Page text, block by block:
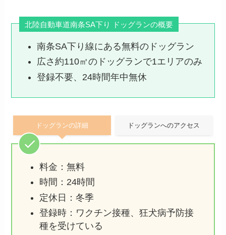
北陸自動車道南条SA下り ドッグランの概要
南条SA下り線にある無料のドッグラン
広さ約110㎡のドッグランで1エリアのみ
登録不要、24時間年中無休
ドッグランの詳細 ドッグランへのアクセス
料金：無料
時間：24時間
定休日：冬季
登録時：ワクチン接種、狂犬病予防接
種を受けている